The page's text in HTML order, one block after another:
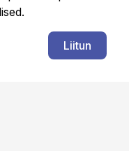
Liitun